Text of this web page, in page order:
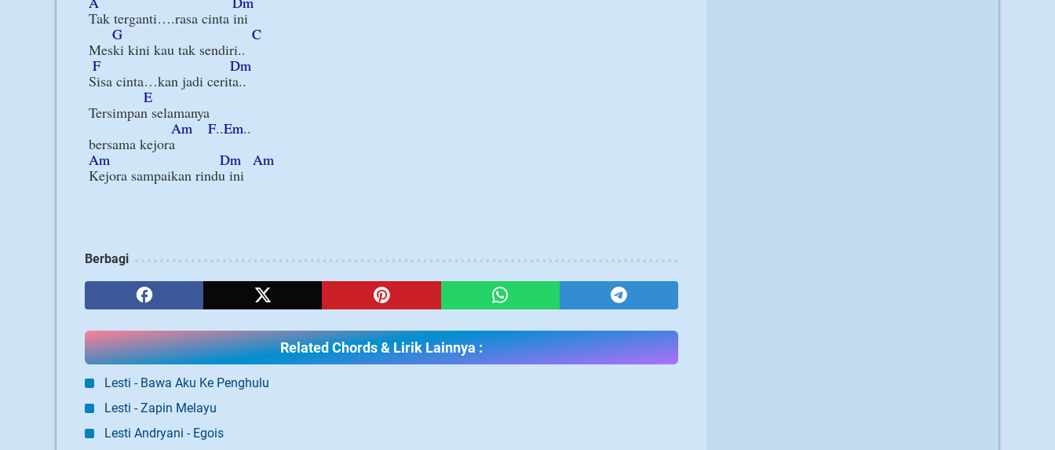
Tak terganti….rasa cinta ini
G
C
Meski kini kau tak sendiri..
F
Dm
Sisa cinta…kan jadi cerita..
E
Tersimpan selamanya
Am
F..Em..
Am
Dm
Am
Kejora sampaikan rindu ini
Berbagi
Related Chords & Lirik Lainnya :
Lesti - Bawa Aku Ke Penghulu
Lesti - Zapin Melayu
Lesti Andryani - Egois